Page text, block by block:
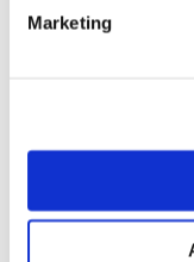
Marketing